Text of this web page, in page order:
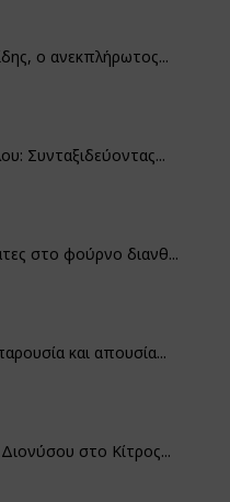
ο ανεκπλήρωτος...
Συνταξιδεύοντας...
στο φούρνο διανθ...
και απουσία...
στο Κίτρος...